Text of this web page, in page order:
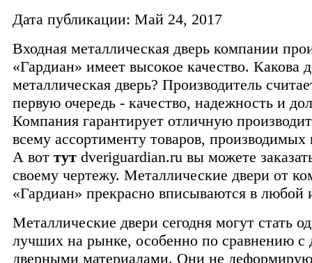
Дата публикации: Май 24, 2017
Входная металлическая дверь компании
«Гардиан» имеет высокое качество. Какова
металлическая дверь? Производитель
первую очередь - качество, надежность и
Компания гарантирует отличную
всему ассортименту товаров,
А вот тут dveriguardian.ru вы можете
своему чертежу. Металлические двери от
«Гардиан» прекрасно вписываются в любой
Металлические двери сегодня могут стать
лучших на рынке, особенно по сравнению с
дверными материалами. Они не